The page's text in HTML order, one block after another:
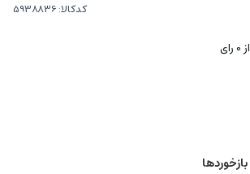
کدکالا:
از0 رای
بازخوردها